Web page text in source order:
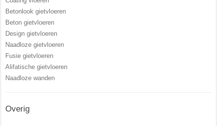
Betonlook gietvloeren
Beton gietvloeren
Design gietvloeren
Naadloze gietvloeren
Fusie gietvloeren
Alifatische gietvloeren
Naadloze wanden
Overig